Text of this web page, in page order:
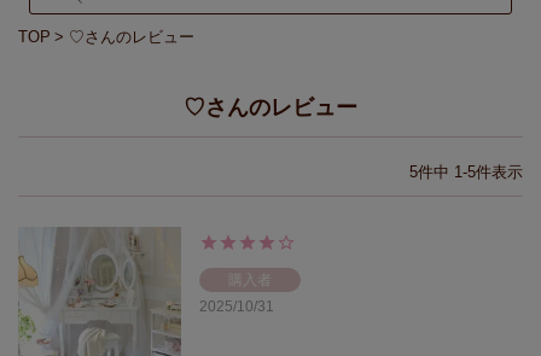
TOP ♡さんのレビュー
♡さんのレビュー
5件中 1-5件表示
購入者
2025/10/31